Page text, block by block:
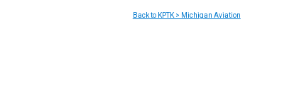
Back to KPTK > Michigan Aviation